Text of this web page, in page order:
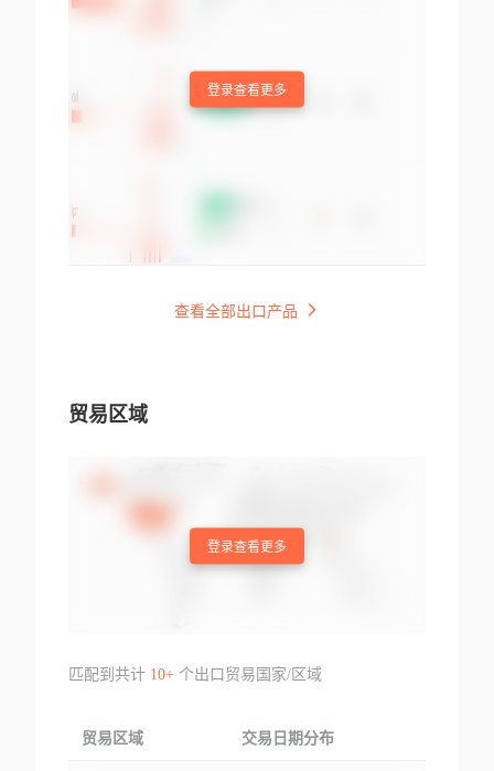
登录查看更多
查看全部出口产品
贸易区域
登录查看更多
匹配到共计 10+个出口贸易国家/区域
贸易区域 交易日期分布